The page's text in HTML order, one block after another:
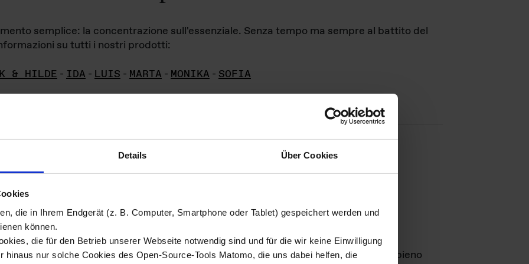
Details Über Cookies
die in Ihrem Endgerät (z. B. Computer, Smartphone oder Tablet) gespeichert werden und
können.
die für den Betrieb unserer Webseite notwendig sind und für die wir keine Einwilligung
hinaus nur solche Cookies des Open-Source-Tools Matomo, die uns dabei helfen, die
semplice: la concentrazione sull'essenziale. Senza tempo ma sempre al battito del
su tutti i nostri prodotti:
& HILDE - IDA - LUIS - MARTA - MONIKA - SOFIA
di immagini
materiale fotografico sono detenuti daDas ganze LebenGmbH e rimangono in pieno